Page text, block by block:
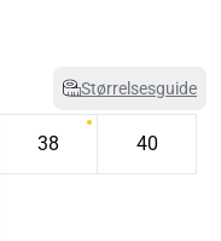
Størrelsesguide
38 40